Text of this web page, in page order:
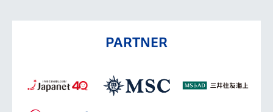
PARTNER